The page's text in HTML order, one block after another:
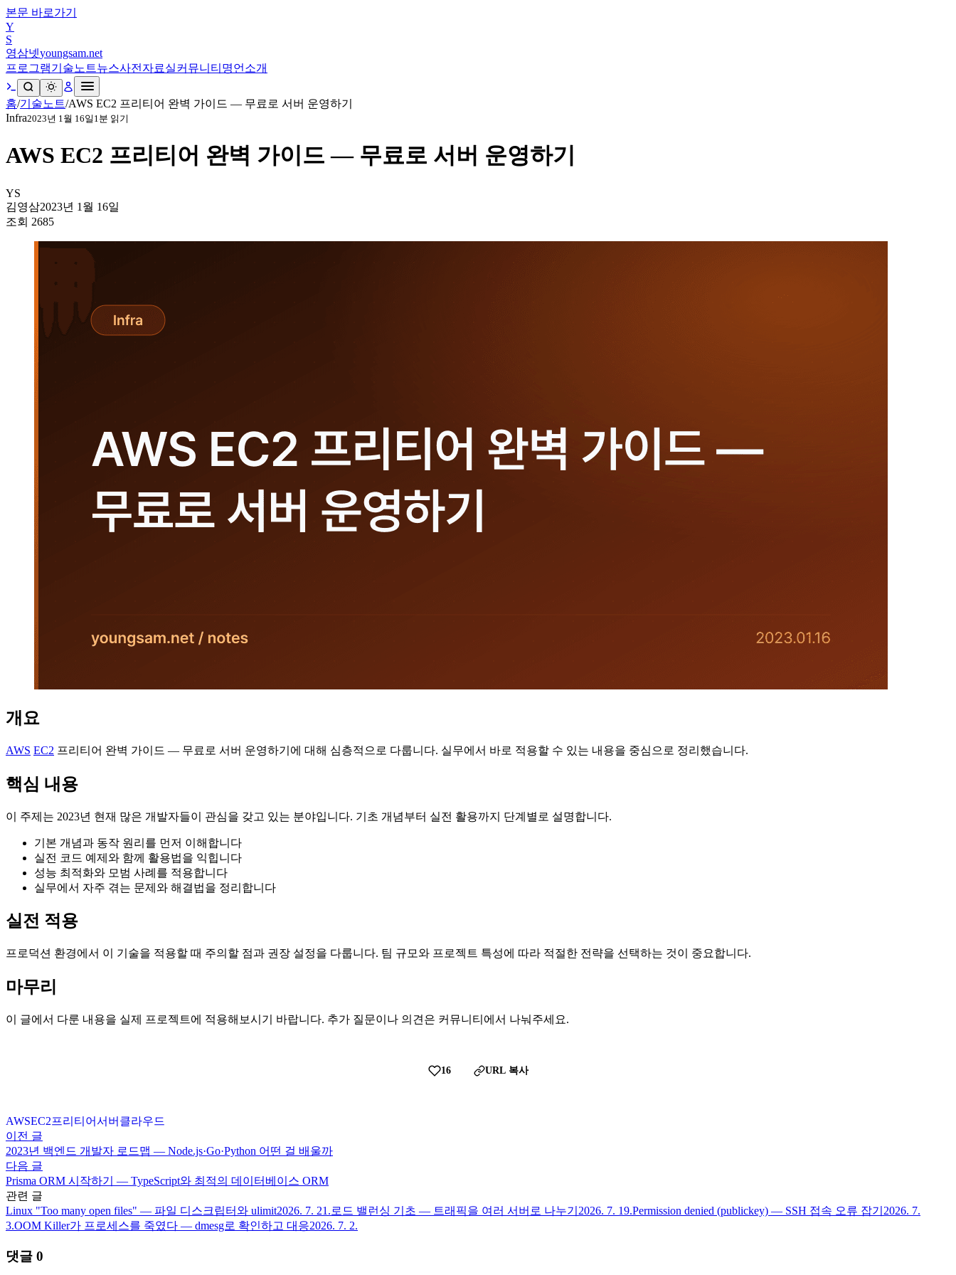
본문 바로가기
Y
S
영삼넷youngsam.net
프로그램기술노트뉴스사전 자료실커뮤니티 명언 소개
홈/기술노트/AWS EC2 프리티어 완벽 가이드 — 무료로 서버 운영하기
Infra2023년 1월 16일 1분 읽기
AWS EC2 프리티어 완벽 가이드 — 무료로 서버 운영하기
YS
김영삼2023년 1월 16일
조회 2685
개요
AWS EC2 프리티어 완벽 가이드 — 무료로 서버 운영하기에 대해 심층적으로 다룹니다. 실무에서 바로 적용할 수 있는 내용을 중심으로 정리했습니다.
핵심 내용
이 주제는 2023년 현재 많은 개발자들이 관심을 갖고 있는 분야입니다. 기초 개념부터 실전 활용까지 단계별로 설명합니다.
기본 개념과 동작 원리를 먼저 이해합니다
실전 코드 예제와 함께 활용법을 익힙니다
성능 최적화와 모범 사례를 적용합니다
실무에서 자주 겪는 문제와 해결법을 정리합니다
실전 적용
프로덕션 환경에서 이 기술을 적용할 때 주의할 점과 권장 설정을 다룹니다. 팀 규모와 프로젝트 특성에 따라 적절한 전략을 선택하는 것이 중요합니다.
마무리
이 글에서 다룬 내용을 실제 프로젝트에 적용해보시기 바랍니다. 추가 질문이나 의견은 커뮤니티에서 나눠주세요.
16 URL 복사
AWSEC2프리티어서버 클라우드
이전 글
2023년 백엔드 개발자 로드맵 — Node.js·Go·Python 어떤 걸 배울까
다음 글
Prisma ORM 시작하기 — TypeScript와 최적의 데이터베이스 ORM
관련 글
Linux "Too many open files" — 파일 디스크립터와 ulimit2026. 7. 21.로드 밸런싱 기초 — 트래픽을 여러 서버로 나누기 2026. 7. 19.Permission denied (publickey) — SSH 접속 오류 잡기 2026. 7.
3.OOM Killer가 프로세스를 죽였다 — dmesg로 확인하고 대응2026. 7. 2.
댓글 0